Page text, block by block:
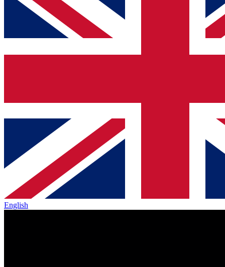
English